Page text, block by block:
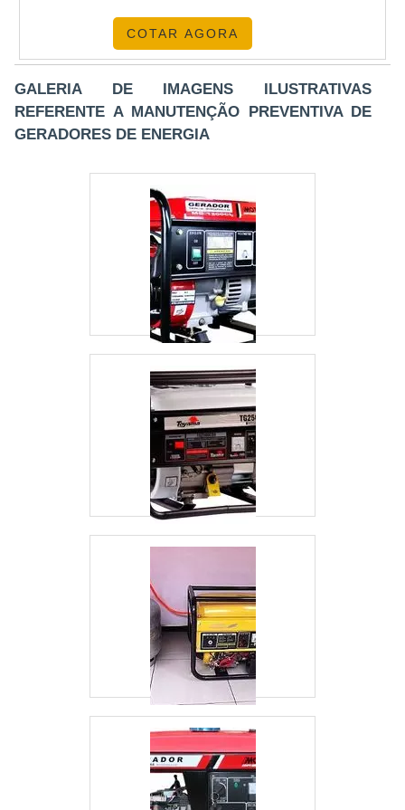
COTAR AGORA
GALERIA DE IMAGENS ILUSTRATIVAS
REFERENTE A MANUTENÇÃO PREVENTIVA DE
GERADORES DE ENERGIA